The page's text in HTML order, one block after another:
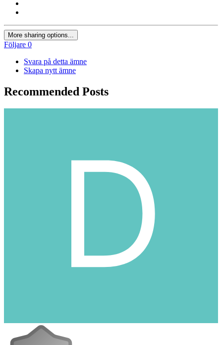
More sharing options...
Följare 0
Svara på detta ämne
Skapa nytt ämne
Recommended Posts